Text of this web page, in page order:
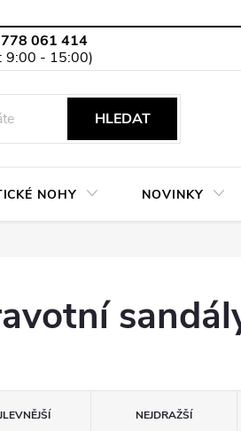
061 414
osobních údajů
HLEDAT
NOHY NOVINKY
NEJDRAŽŠÍ